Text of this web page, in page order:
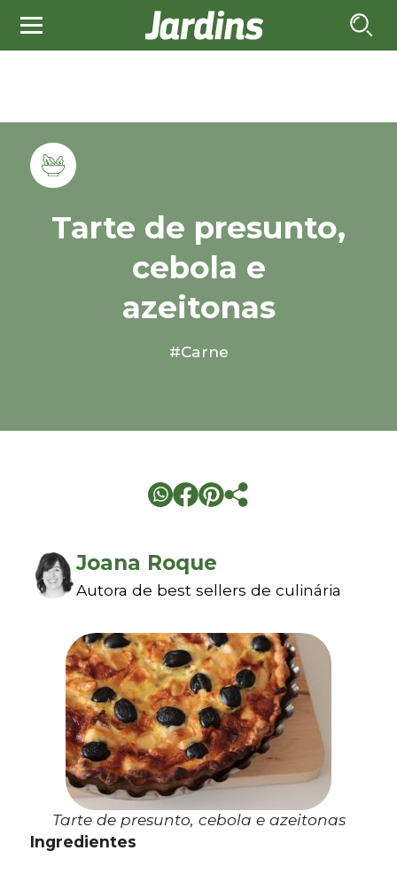
Tarte de presunto,
cebola e
azeitonas
#Carne
Joana Roque
Autora de best sellers de culinária
Tarte de presunto, cebola e azeitonas
Ingredientes